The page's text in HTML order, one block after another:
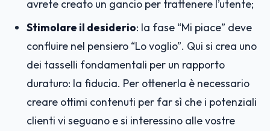
avrete creato un gancio per trattenere l’utente;
Stimolare il desiderio: la fase “Mi piace” deve
confluire nel pensiero “Lo voglio”. Qui si crea uno
dei tasselli fondamentali per un rapporto
duraturo: la fiducia. Per ottenerla è necessario
creare ottimi contenuti per far sì che i potenziali
clienti vi seguano e si interessino alle vostre